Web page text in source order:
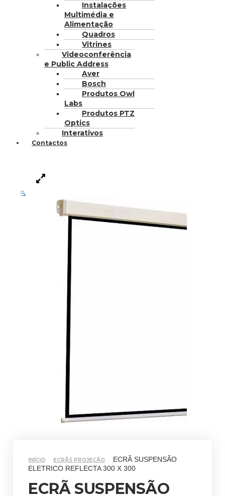
Instalações
Multimédia e
Alimentação
Quadros
Vitrines
Videoconferência
e Public Address
Aver
Bosch
Produtos Owl
Labs
Produtos PTZ
Optics
Interativos
Contactos
🔍
INÍCIO ECRÃS PROJEÇÃO
ECRÃ SUSPENSÃO
ELETRICO REFLECTA 300 X 300
ECRÃ SUSPENSÃO